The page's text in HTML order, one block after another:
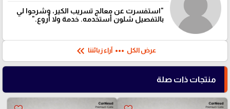
"استفسرت عن معالج تسريب الكير، وشرحوا لي
بالتفصيل شلون أستخدمه. خدمة ولا أروع."
عرض الكل more_horiz آراء زبائننا keyboard_double_arrow_left
منتجات ذات صلة